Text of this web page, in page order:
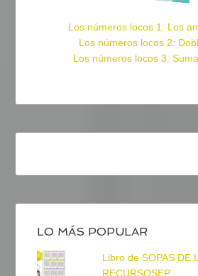
Los números locos 1: Los
Los números locos 2:
Los números locos 3:
LO MÁS POPULAR
Libro de SOPAS DE
RECURSOSEP